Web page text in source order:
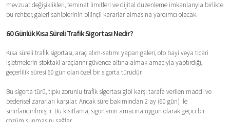
mevzuat değişiklikleri, teminat limitleri ve dijital düzenleme imkanlarıyla birlikte
bu rehber, galeri sahiplerinin bilinçli kararlar almasına yardımcı olacak.
60 Günlük Kısa Süreli Trafik Sigortası Nedir?
Kısa süreli trafik sigortası, araç alım-satımı yapan galeri, oto bayi veya ticari
işletmelerin stoktaki araçlarını güvence altına almak amacıyla yaptırdığı,
geçerlilik süresi 60 gün olan özel bir sigorta türüdür.
Bu sigorta türü, tıpkı zorunlu trafik sigortası gibi karşı tarafa verilen maddi ve
bedensel zararları karşılar. Ancak süre bakımından 2 ay (60 gün) ile
sınırlandırılmıştır. Bu kısıtlama, sigortanın amacına uygun olarak geçici bir